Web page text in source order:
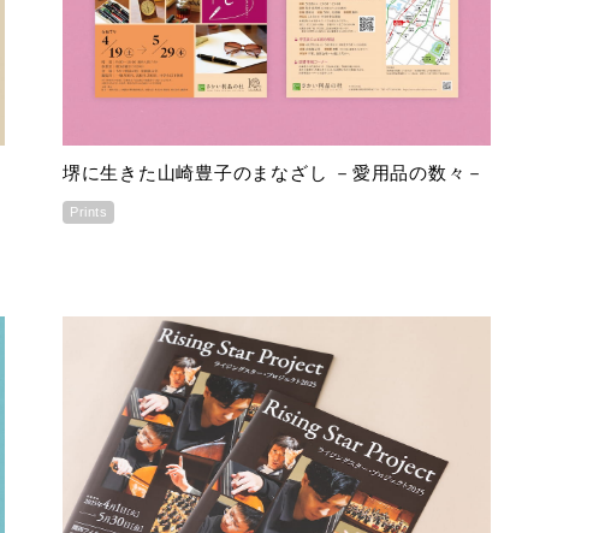
堺に生きた山崎豊子のまなざし －愛用品の数々－
Prints